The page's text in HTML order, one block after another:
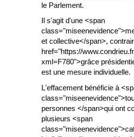
le Parlement.
Il s'agit d'une <span
et collective</span>,
href="https://
xml=F780">grâce
est une mesure individuelle.
L'effacement bénéficie à
personnes </span>qui ont
plusieurs <span